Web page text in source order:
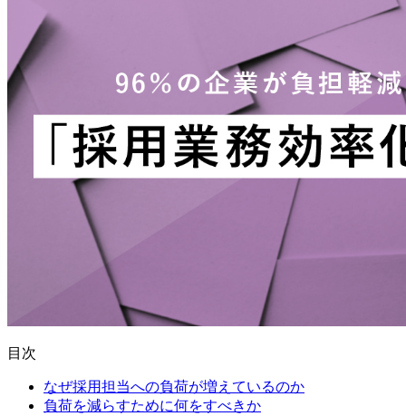
目次
なぜ採用担当への負荷が増えているのか
負荷を減らすために何をすべきか